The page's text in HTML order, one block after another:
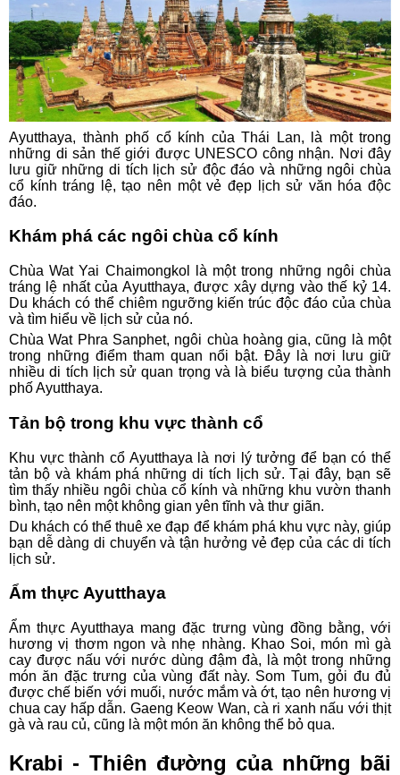
Ayutthaya, thành phố cổ kính của Thái Lan, là một trong
những di sản thế giới được UNESCO công nhận. Nơi đây
lưu giữ những di tích lịch sử độc đáo và những ngôi chùa
cổ kính tráng lệ, tạo nên một vẻ đẹp lịch sử văn hóa độc
đáo.
Khám phá các ngôi chùa cổ kính
Chùa Wat Yai Chaimongkol là một trong những ngôi chùa
tráng lệ nhất của Ayutthaya, được xây dựng vào thế kỷ 14.
Du khách có thể chiêm ngưỡng kiến trúc độc đáo của chùa
và tìm hiểu về lịch sử của nó.
Chùa Wat Phra Sanphet, ngôi chùa hoàng gia, cũng là một
trong những điểm tham quan nổi bật. Đây là nơi lưu giữ
nhiều di tích lịch sử quan trọng và là biểu tượng của thành
phố Ayutthaya.
Tản bộ trong khu vực thành cổ
Khu vực thành cổ Ayutthaya là nơi lý tưởng để bạn có thể
tản bộ và khám phá những di tích lịch sử. Tại đây, bạn sẽ
tìm thấy nhiều ngôi chùa cổ kính và những khu vườn thanh
bình, tạo nên một không gian yên tĩnh và thư giãn.
Du khách có thể thuê xe đạp để khám phá khu vực này, giúp
bạn dễ dàng di chuyển và tận hưởng vẻ đẹp của các di tích
lịch sử.
Ẩm thực Ayutthaya
Ẩm thực Ayutthaya mang đặc trưng vùng đồng bằng, với
hương vị thơm ngon và nhẹ nhàng. Khao Soi, món mì gà
cay được nấu với nước dùng đậm đà, là một trong những
món ăn đặc trưng của vùng đất này. Som Tum, gỏi đu đủ
được chế biến với muối, nước mắm và ớt, tạo nên hương vị
chua cay hấp dẫn. Gaeng Keow Wan, cà ri xanh nấu với thịt
gà và rau củ, cũng là một món ăn không thể bỏ qua.
Krabi - Thiên đường của những bãi